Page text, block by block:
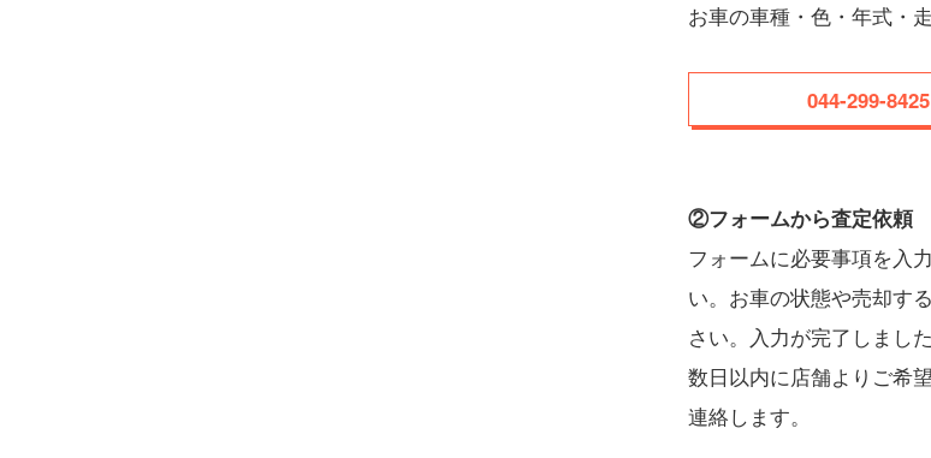
お車の車種・色・年式・
044-299-8425
②フォームから査定依頼
フォームに必要事項を入
い。お車の状態や売却す
さい。入力が完了しまし
数日以内に店舗よりご希
連絡します。